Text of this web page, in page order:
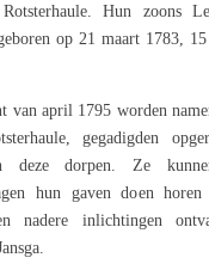
Hun zoons
op 21 maart 1783,
van april 1795 worden
gegadigden
deze dorpen. Ze
hun gaven doen
nadere inlichtingen